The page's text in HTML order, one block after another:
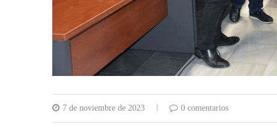
7 de noviembre de 2023 0 comentarios